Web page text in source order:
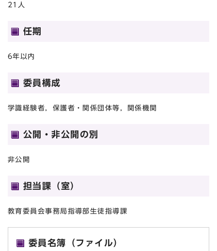
21人
任期
6年以内
委員構成
学識経験者，保護者・関係団体等，関係機関
公開・非公開の別
非公開
担当課（室）
教育委員会事務局指導部生徒指導課
委員名簿（ファイル）